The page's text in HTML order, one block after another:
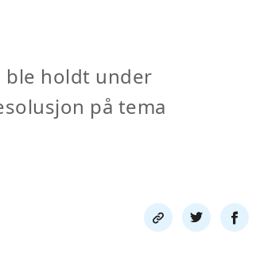
ble holdt under
på tema
Del
link
Del
på
Del
på